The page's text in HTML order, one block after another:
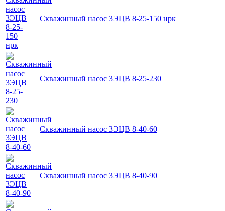
Скважинный насос 3ЭЦВ 8-25-150 нрк
Скважинный насос 3ЭЦВ 8-25-230
Скважинный насос 3ЭЦВ 8-40-60
Скважинный насос 3ЭЦВ 8-40-90